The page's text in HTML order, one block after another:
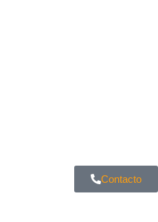
Contacto